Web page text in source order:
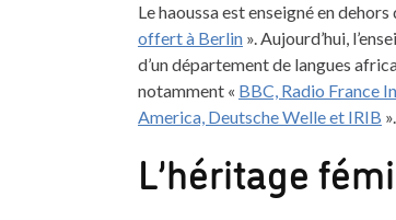
Le haoussa est enseigné en dehors
offert à Berlin ». Aujourd’hui,
d’un département de langues
notamment « BBC, Radio France
America, Deutsche Welle et IRIB ».
L’héritage